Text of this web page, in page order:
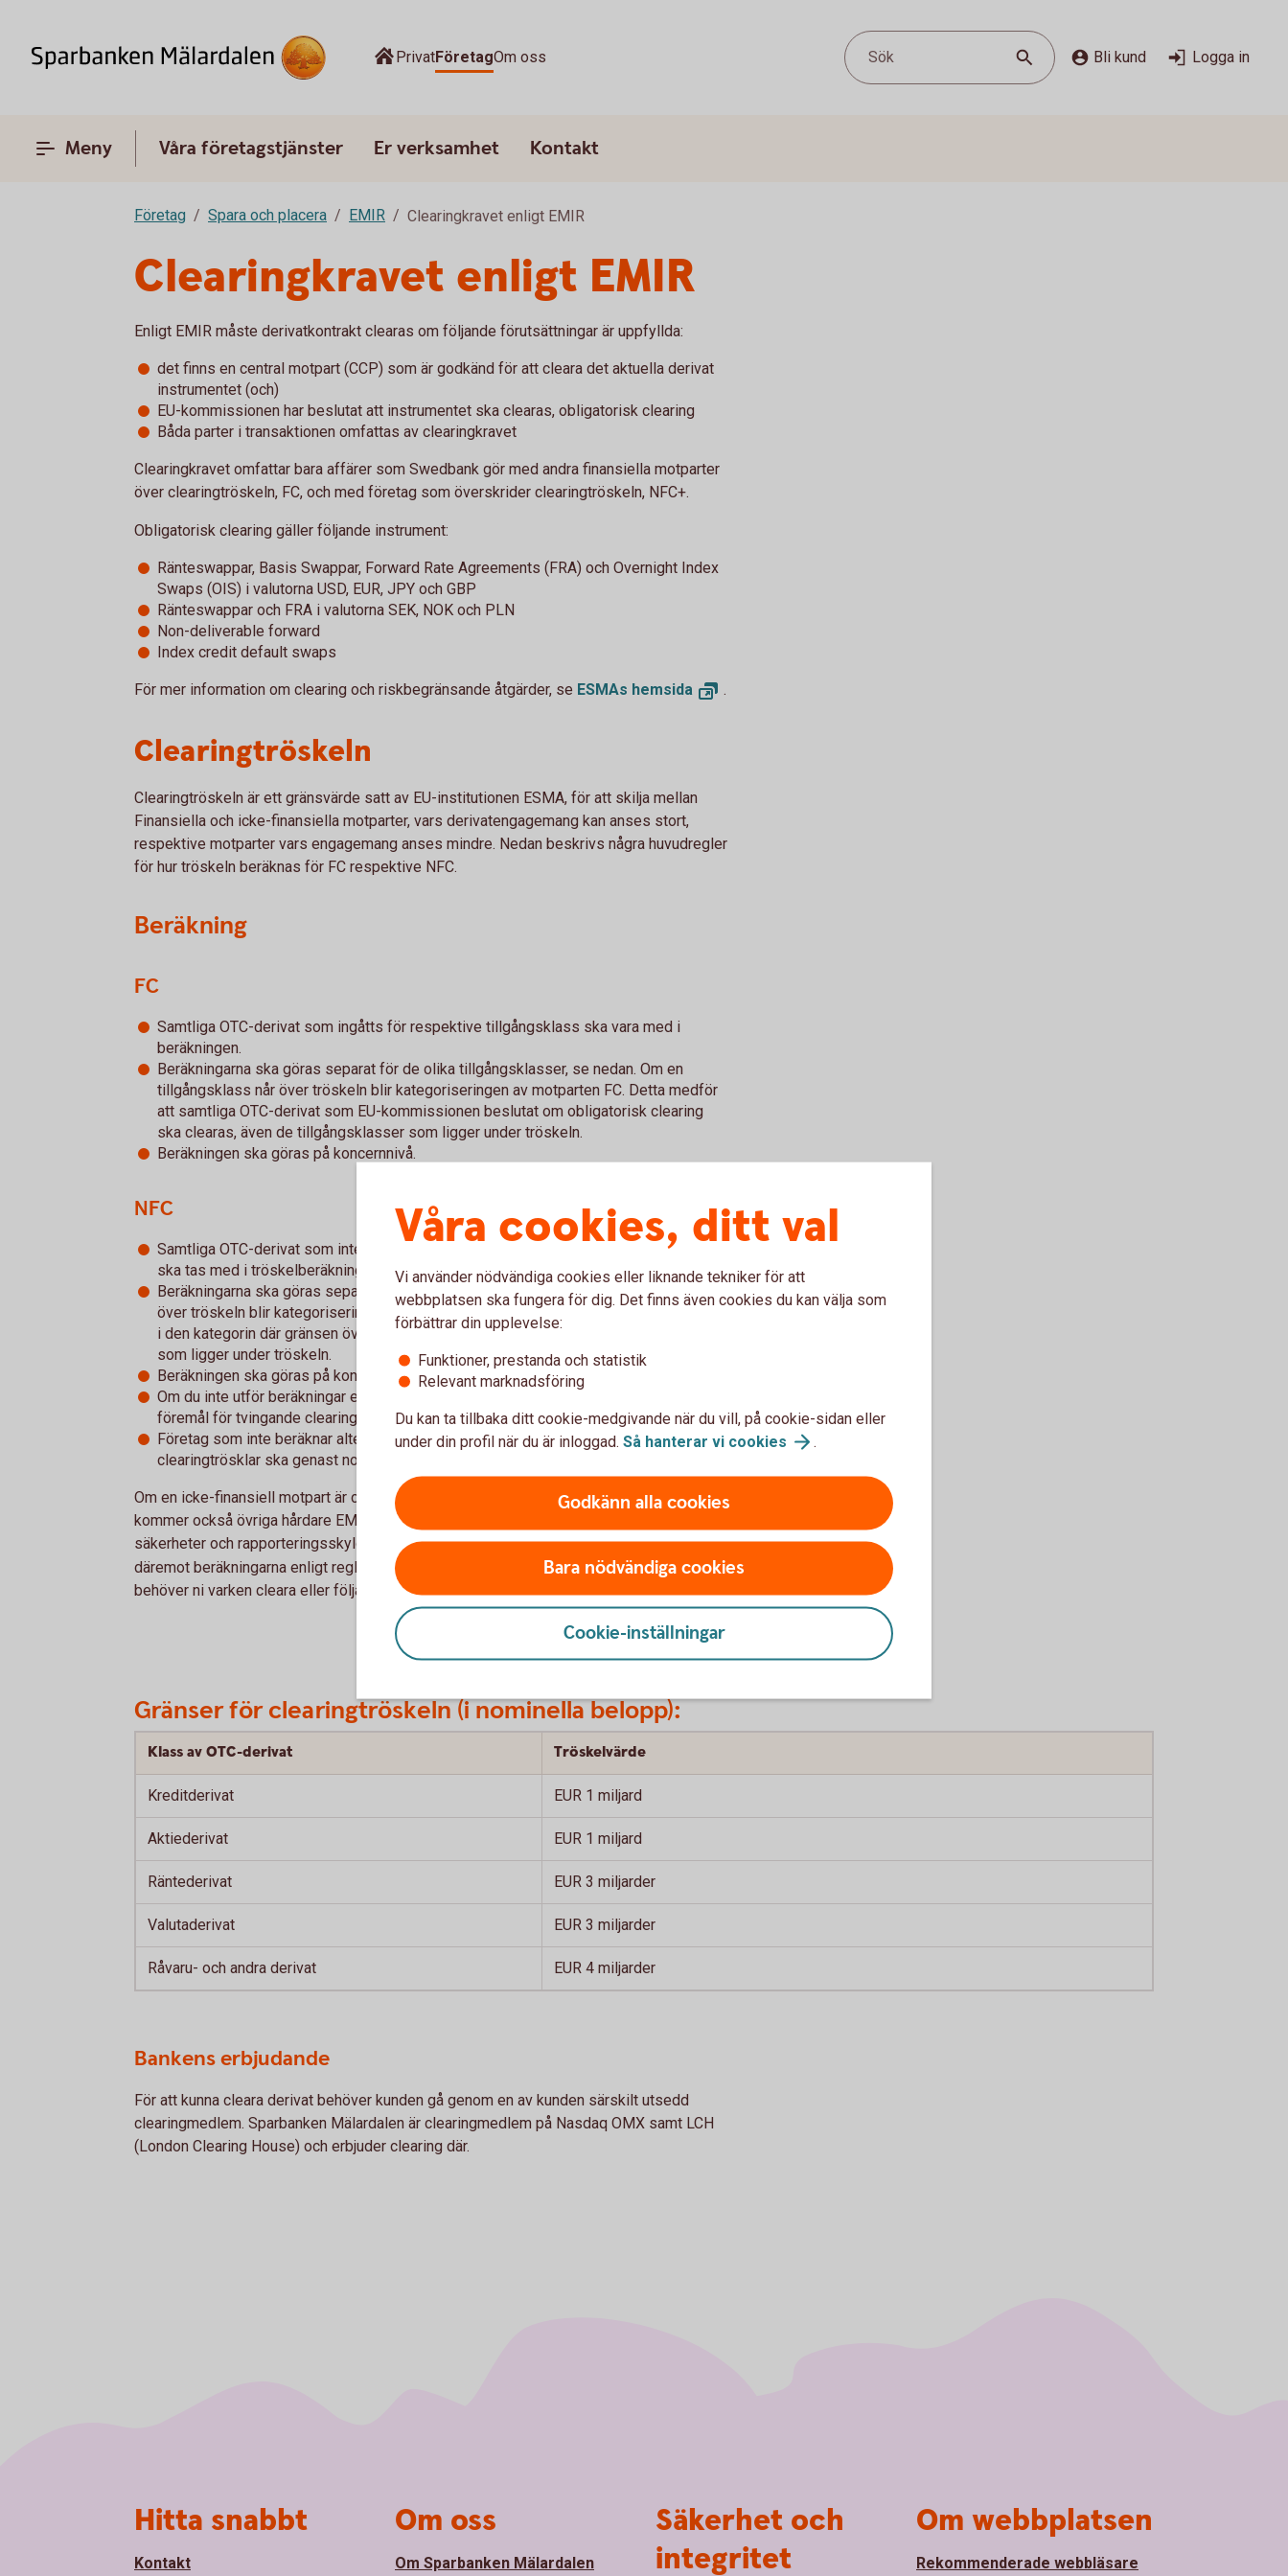
PrivatFöretagOm oss Sök Bli kund Logga in
Meny Våra företagstjänster Er verksamhet Kontakt
Företag Spara och placera EMIR Clearingkravet enligt EMIR
Clearingkravet enligt EMIR
Enligt EMIR måste derivatkontrakt clearas om följande förutsättningar är uppfyllda:
det finns en central motpart (CCP) som är godkänd för att cleara det aktuella derivat
instrumentet (och)
EU-kommissionen har beslutat att instrumentet ska clearas, obligatorisk clearing
Båda parter i transaktionen omfattas av clearingkravet
Clearingkravet omfattar bara affärer som Swedbank gör med andra finansiella motparter
över clearingtröskeln, FC, och med företag som överskrider clearingtröskeln, NFC+.
Obligatorisk clearing gäller följande instrument:
Ränteswappar, Basis Swappar, Forward Rate Agreements (FRA) och Overnight Index
Swaps (OIS) i valutorna USD, EUR, JPY och GBP
Ränteswappar och FRA i valutorna SEK, NOK och PLN
Non-deliverable forward
Index credit default swaps
För mer information om clearing och riskbegränsande åtgärder, se ESMAs hemsida .
Clearingtröskeln
Clearingtröskeln är ett gränsvärde satt av EU-institutionen ESMA, för att skilja mellan
Finansiella och icke-finansiella motparter, vars derivatengagemang kan anses stort,
respektive motparter vars engagemang anses mindre. Nedan beskrivs några huvudregler
för hur tröskeln beräknas för FC respektive NFC.
Beräkning
FC
Samtliga OTC-derivat som ingåtts för respektive tillgångsklass ska vara med i
beräkningen.
Beräkningarna ska göras separat för de olika tillgångsklasser, se nedan. Om en
tillgångsklass når över tröskeln blir kategoriseringen av motparten FC. Detta medför
att samtliga OTC-derivat som EU-kommissionen beslutat om obligatorisk clearing
ska clearas, även de tillgångsklasser som ligger under tröskeln.
Beräkningen ska göras på koncernnivå.
NFC
Samtliga OTC-derivat som inte är gjorda i hedgingsyfte för respektive tillgångsklass
ska tas med i tröskelberäkningen.
Beräkningarna ska göras separat för olika tillgångsklasser. Om en tillgångsklass når
över tröskeln blir kategoriseringen av motparten NFC+ samt att samtliga OTC-derivat
i den kategorin där gränsen överskrids ska clearas, däremot inte de tillgångsklasser
som ligger under tröskeln.
Beräkningen ska göras på koncernnivå.
Om du inte utför beräkningar enligt regelverket kommer det att medföra att du blir
föremål för tvingande clearing i samtliga tillgångsklasser.
Företag som inte beräknar alternativt beräknar och hamnar över en eller flera
clearingtrösklar ska genast notifiera ESMA och Finansinspektionen.
Om en icke-finansiell motpart är clearing-skyldig på grund av något av ovanstående skäl
kommer också övriga hårdare EMIR-krav att gälla fullt ut, bland annat krav på ställande av
säkerheter och rapporteringsskyldighet, setransaktionsrapportering
. Utför ni
däremot beräkningarna enligt reglerna och inte överskrider nämnda tröskelbelopp
behöver ni varken cleara eller följa övrigariskbegränsande
Gränser för clearingtröskeln (i nominella belopp):
Klass av OTC-derivat Tröskelvärde
Kreditderivat EUR 1 miljard
Aktiederivat EUR 1 miljard
Räntederivat EUR 3 miljarder
Valutaderivat EUR 3 miljarder
Råvaru- och andra derivat EUR 4 miljarder
Bankens erbjudande
För att kunna cleara derivat behöver kunden gå genom en av kunden särskilt utsedd
clearingmedlem. Sparbanken Mälardalen är clearingmedlem på Nasdaq OMX samt LCH
(London Clearing House) och erbjuder clearing där.
Våra cookies, ditt val
Vi använder nödvändiga cookies eller liknande tekniker för att
webbplatsen ska fungera för dig. Det finns även cookies du kan välja som
förbättrar din upplevelse:
Funktioner, prestanda och statistik
Relevant marknadsföring
Du kan ta tillbaka ditt cookie-medgivande när du vill, på cookie-sidan eller
under din profil när du är inloggad. Så hanterar vi cookies .
Godkänn alla cookies
Bara nödvändiga cookies
Cookie-inställningar
Hitta snabbt
Kontakt
Om oss
Om Sparbanken Mälardalen
Säkerhet och
integritet
Om webbplatsen
Rekommenderade webbläsare